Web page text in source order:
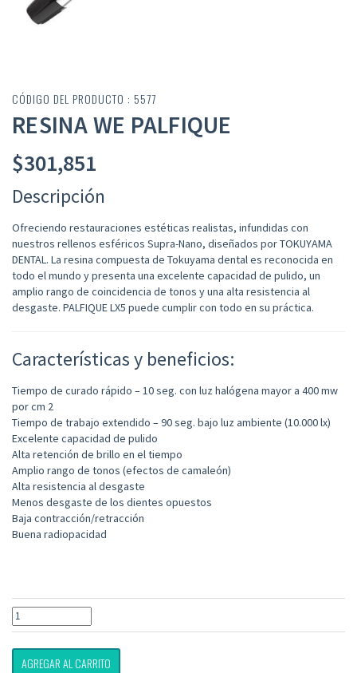
CÓDIGO DEL PRODUCTO : 5577
RESINA WE PALFIQUE
$301,851
Descripción
Ofreciendo restauraciones estéticas realistas, infundidas con
nuestros rellenos esféricos Supra-Nano, diseñados por TOKUYAMA
DENTAL. La resina compuesta de Tokuyama dental es reconocida en
todo el mundo y presenta una excelente capacidad de pulido, un
amplio rango de coincidencia de tonos y una alta resistencia al
desgaste. PALFIQUE LX5 puede cumplir con todo en su práctica.
Características y beneficios:
Tiempo de curado rápido – 10 seg. con luz halógena mayor a 400 mw
por cm 2
Tiempo de trabajo extendido – 90 seg. bajo luz ambiente (10.000 lx)
Excelente capacidad de pulido
Alta retención de brillo en el tiempo
Amplio rango de tonos (efectos de camaleón)
Alta resistencia al desgaste
Menos desgaste de los dientes opuestos
Baja contracción/retracción
Buena radiopacidad
AGREGAR AL CARRITO